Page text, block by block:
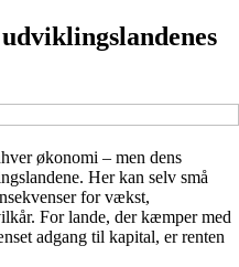
økonomi – men dens
Her kan selv små
for vækst,
For lande, der kæmper med
adgang til kapital, er renten